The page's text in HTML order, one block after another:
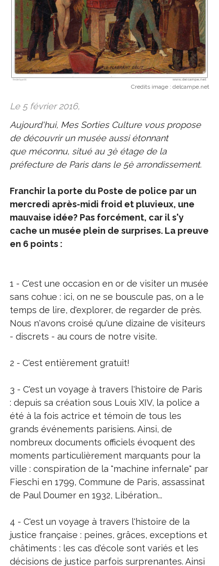
Credits image : delcampe.net
Le 5 février 2016,
Aujourd'hui, Mes Sorties Culture vous propose
de découvrir un musée aussi étonnant
que méconnu, situé au 3è étage de la
préfecture de Paris dans le 5è arrondissement.
Franchir la porte du Poste de police par un
mercredi après-midi froid et pluvieux, une
mauvaise idée? Pas forcément, car il s'y
cache un musée plein de surprises. La preuve
en 6 points :
1 - C'est une occasion en or de visiter un musée
sans cohue : ici, on ne se bouscule pas, on a le
temps de lire, d'explorer, de regarder de près.
Nous n'avons croisé qu'une dizaine de visiteurs
- discrets - au cours de notre visite.
2 - C'est entièrement gratuit!
3 - C'est un voyage à travers l'histoire de Paris
: depuis sa création sous Louis XIV, la police a
été à la fois actrice et témoin de tous les
grands événements parisiens. Ainsi, de
nombreux documents officiels évoquent des
moments particulièrement marquants pour la
ville : conspiration de la "machine infernale" par
Fieschi en 1799, Commune de Paris, assassinat
de Paul Doumer en 1932, Libération...
4 - C'est un voyage à travers l'histoire de la
justice française : peines, grâces, exceptions et
châtiments : les cas d'école sont variés et les
décisions de justice parfois surprenantes. Ainsi